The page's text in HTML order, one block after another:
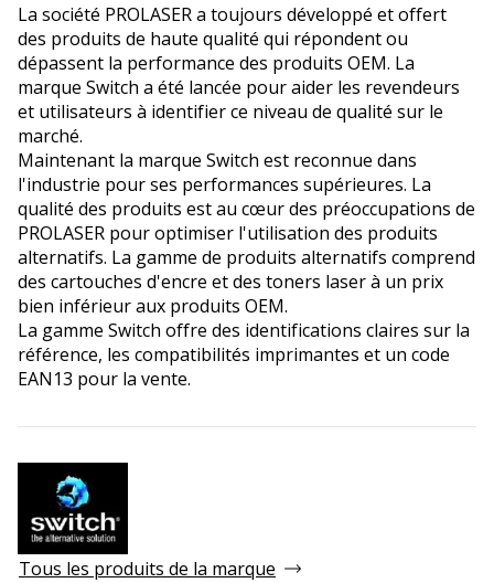
La société PROLASER a toujours développé et offert
des produits de haute qualité qui répondent ou
dépassent la performance des produits OEM. La
marque Switch a été lancée pour aider les revendeurs
et utilisateurs à identifier ce niveau de qualité sur le
marché.
Maintenant la marque Switch est reconnue dans
l'industrie pour ses performances supérieures. La
qualité des produits est au cœur des préoccupations de
PROLASER pour optimiser l'utilisation des produits
alternatifs. La gamme de produits alternatifs comprend
des cartouches d'encre et des toners laser à un prix
bien inférieur aux produits OEM.
La gamme Switch offre des identifications claires sur la
référence, les compatibilités imprimantes et un code
EAN13 pour la vente.
Tous les produits de la marque